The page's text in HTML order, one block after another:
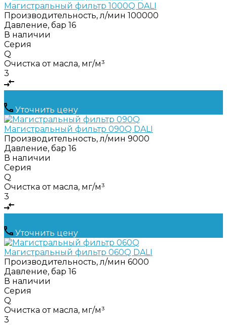
Магистральный фильтр 1000Q DALI
Производительность, л/мин 100000
Давление, бар 16
В наличии
Серия
Q
Очистка от масла, мг/м³
3
Уточнить цену
Магистральный фильтр 090Q DALI
Производительность, л/мин 9000
Давление, бар 16
В наличии
Серия
Q
Очистка от масла, мг/м³
3
Уточнить цену
Магистральный фильтр 060Q DALI
Производительность, л/мин 6000
Давление, бар 16
В наличии
Серия
Q
Очистка от масла, мг/м³
3